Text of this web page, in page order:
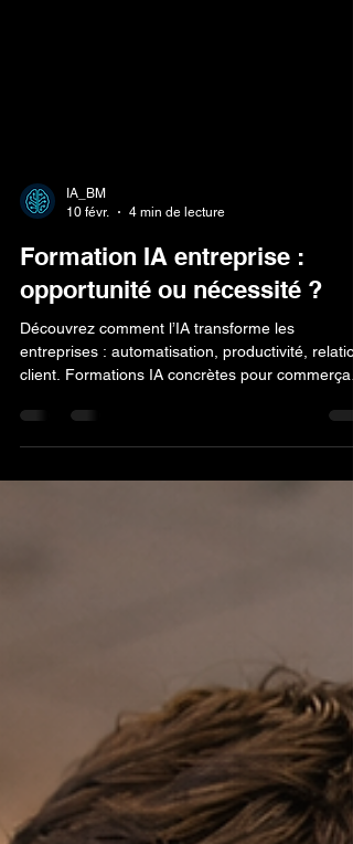
IA_BM
10 févr.
4 min de lecture
Formation IA entreprise :
opportunité ou nécessité ?
Découvrez comment l’IA transforme les
et entrepreneurs.